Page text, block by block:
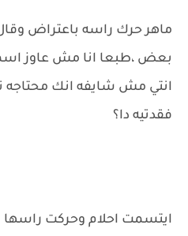
ماهر حرك راسه باعتراض
بعض ،طبعا انا مش عاوز
انتي مش شايفه انك محتاجه
فقدتيه دا؟
ايتسمت احلام وحركت راسها